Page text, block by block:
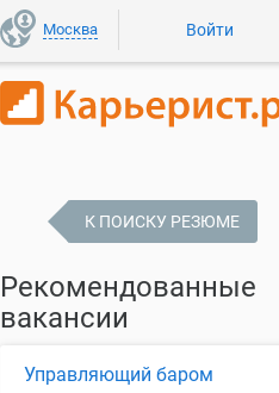
Москва Войти
К ПОИСКУ РЕЗЮМЕ
Рекомендованные
вакансии
Управляющий баром